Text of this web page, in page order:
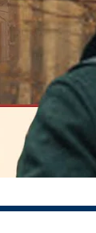
להיות יהודי
– מוכרחים
באריכות •
להורדה